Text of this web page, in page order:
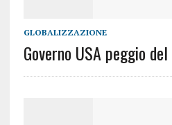
GLOBALIZZAZIONE
Governo USA peggio